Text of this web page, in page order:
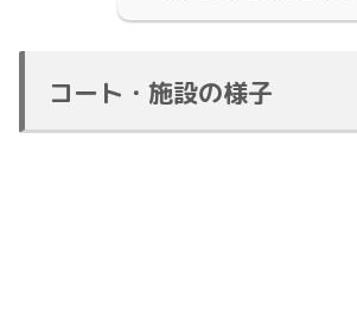
コート・施設の様子